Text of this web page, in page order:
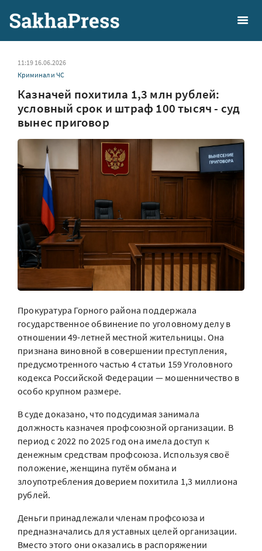
11:19 16.06.2026
Криминал и ЧС
Казначей похитила 1,3 млн рублей:
условный срок и штраф 100 тысяч - суд
вынес приговор
Прокуратура Горного района поддержала
государственное обвинение по уголовному делу в
отношении 49-летней местной жительницы. Она
признана виновной в совершении преступления,
предусмотренного частью 4 статьи 159 Уголовного
кодекса Российской Федерации — мошенничество в
особо крупном размере.
В суде доказано, что подсудимая занимала
должность казначея профсоюзной организации. В
период с 2022 по 2025 год она имела доступ к
денежным средствам профсоюза. Используя своё
положение, женщина путём обмана и
злоупотребления доверием похитила 1,3 миллиона
рублей.
Деньги принадлежали членам профсоюза и
предназначались для уставных целей организации.
Вместо этого они оказались в распоряжении